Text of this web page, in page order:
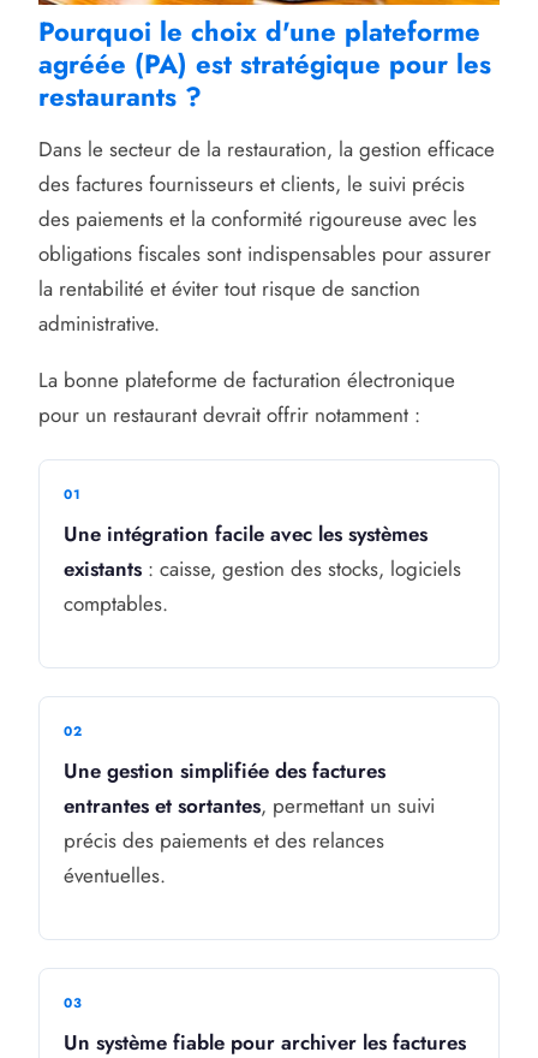
Pourquoi le choix d'une plateforme
agréée (PA) est stratégique pour les
restaurants ?
Dans le secteur de la restauration, la gestion efficace
des factures fournisseurs et clients, le suivi précis
des paiements et la conformité rigoureuse avec les
obligations fiscales sont indispensables pour assurer
la rentabilité et éviter tout risque de sanction
administrative.
La bonne plateforme de facturation électronique
pour un restaurant devrait offrir notamment :
Une intégration facile avec les systèmes
existants : caisse, gestion des stocks, logiciels
comptables.
Une gestion simplifiée des factures
entrantes et sortantes, permettant un suivi
précis des paiements et des relances
éventuelles.
Un système fiable pour archiver les factures